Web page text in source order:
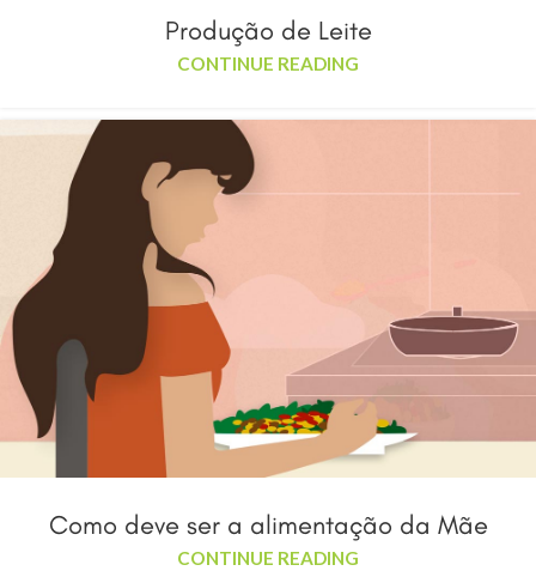
Produção de Leite
CONTINUE READING
Como deve ser a alimentação da Mãe
CONTINUE READING